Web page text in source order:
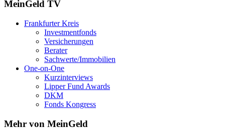
MeinGeld TV
Frankfurter Kreis
Investmentfonds
Versicherungen
Berater
Sachwerte/Immobilien
One-on-One
Kurzinterviews
Lipper Fund Awards
DKM
Fonds Kongress
Mehr von MeinGeld